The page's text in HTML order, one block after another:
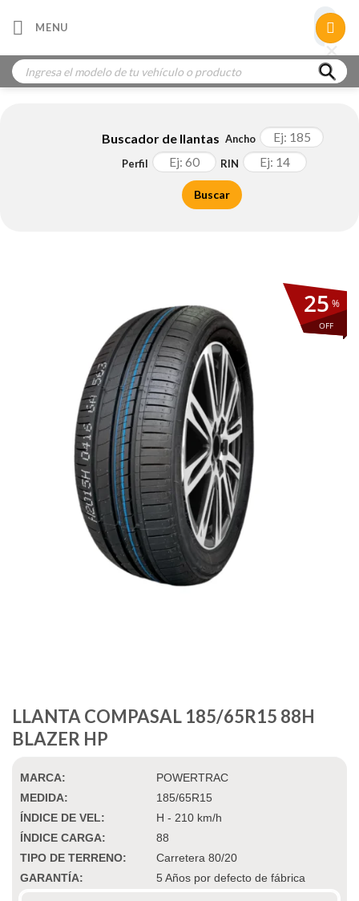
MENU
Búsqueda
de
productos
Buscador de llantas Ancho
Perfil
RIN
Buscar
%
OFF
25
LLANTA COMPASAL 185/65R15 88H
BLAZER HP
MARCA:
POWERTRAC
MEDIDA:
185/65R15
ÍNDICE DE VEL:
H - 210 km/h
ÍNDICE CARGA:
88
TIPO DE TERRENO:
Carretera 80/20
GARANTÍA:
5 Años por defecto de fábrica
×
×
×